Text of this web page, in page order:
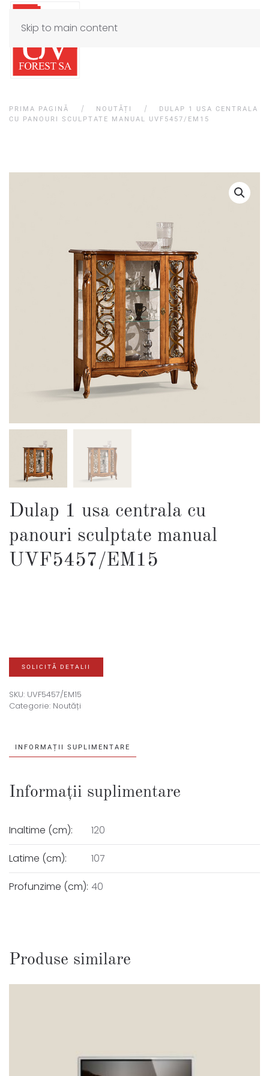
Skip to main content
PRIMA PAGINĂ NOUTĂȚI
DULAP 1 USA CENTRALA
CU PANOURI SCULPTATE MANUAL UVF5457/EM15
Dulap 1 usa centrala cu
panouri sculptate manual
UVF5457/EM15
SOLICITĂ DETALII
SKU: UVF5457/EM15
Categorie: Noutăți
INFORMAȚII SUPLIMENTARE
Informații suplimentare
Inaltime (cm): 120
Latime (cm): 107
Profunzime (cm): 40
Produse similare